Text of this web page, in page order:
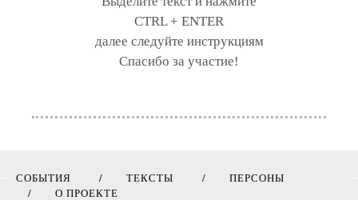
CTRL + ENTER
далее следуйте инструкциям
Спасибо за участие!
СОБЫТИЯ ТЕКСТЫ
ПЕРСОНЫ
О ПРОЕКТЕ